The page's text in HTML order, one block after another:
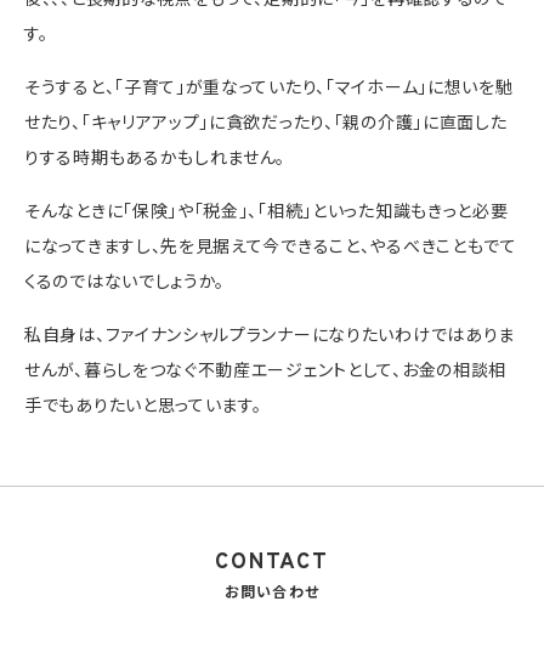
す。
そうすると、「子育て」が重なっていたり、「マイホーム」に想いを馳
せたり、「キャリアアップ」に貪欲だったり、「親の介護」に直面した
りする時期もあるかもしれません。
そんなときに「保険」や「税金」、「相続」といった知識もきっと必要
になってきますし、先を見据えて今できること、やるべきこともでて
くるのではないでしょうか。
私自身は、ファイナンシャルプランナーになりたいわけではありま
せんが、暮らしをつなぐ不動産エージェントとして、お金の相談相
手でもありたいと思っています。
CONTACT
お問い合わせ